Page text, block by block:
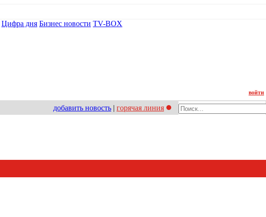
Цифра дня Бизнес новости TV-BOX
войти
добавить новость | горячая линия